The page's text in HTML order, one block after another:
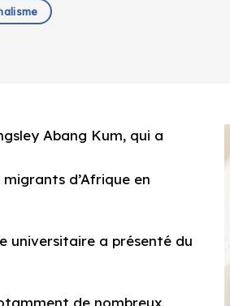
Abang Kum, qui a
d’Afrique en
universitaire a présenté du
de nombreux